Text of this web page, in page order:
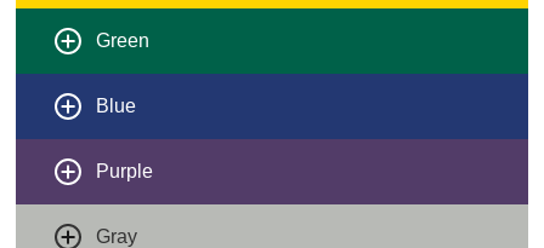
Green
Blue
Purple
Gray